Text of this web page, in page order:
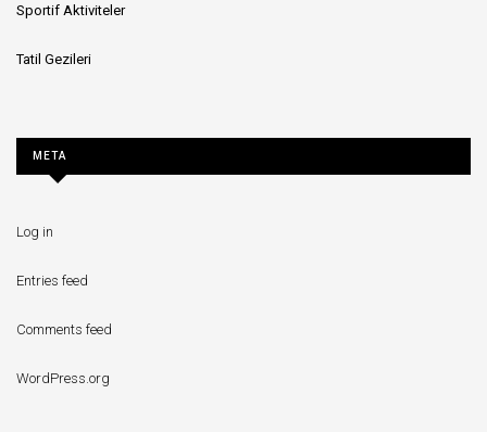
Sportif Aktiviteler
Tatil Gezileri
META
Log in
Entries feed
Comments feed
WordPress.org